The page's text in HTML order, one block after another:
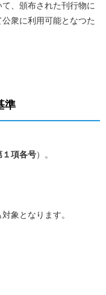
、頒布された刊行物に
衆に利用可能となつた
準
１項各号）。
対象となります。